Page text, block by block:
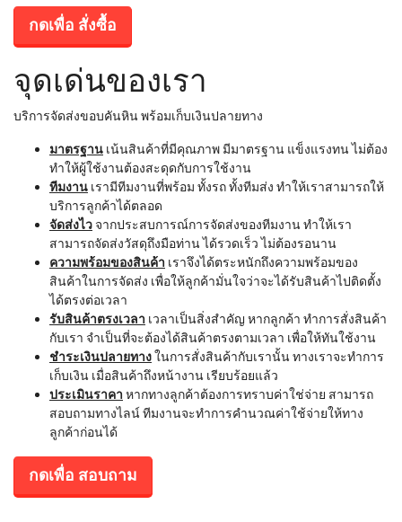
กดเพื่อ สั่งซื้อ
จุดเด่นของเรา
บริการจัดส่งขอบคันหิน พร้อมเก็บเงินปลายทาง
มาตรฐาน เน้นสินค้าที่มีคุณภาพ มีมาตรฐาน แข็งแรงทน ไม่ต้อง
ทำให้ผู้ใช้งานต้องสะดุดกับการใช้งาน
ทีมงาน เรามีทีมงานที่พร้อม ทั้งรถ ทั้งทีมส่ง ทำให้เราสามารถให้
บริการลูกค้าได้ตลอด
จัดส่งไว จากประสบการณ์การจัดส่งของทีมงาน ทำให้เรา
สามารถจัดส่งวัสดุถึงมือท่าน ได้รวดเร็ว ไม่ต้องรอนาน
ความพร้อมของสินค้า เราจึงได้ตระหนักถึงความพร้อมของ
สินค้าในการจัดส่ง เพื่อให้ลูกค้ามั่นใจว่าจะได้รับสินค้าไปติดตั้ง
ได้ตรงต่อเวลา
รับสินค้าตรงเวลา เวลาเป็นสิ่งสำคัญ หากลูกค้า ทำการสั่งสินค้า
กับเรา จำเป็นที่จะต้องได้สินค้าตรงตามเวลา เพื่อให้ทันใช้งาน
ชำระเงินปลายทางในการสั่งสินค้ากับเรานั้น ทางเราจะทำการ
เก็บเงิน เมื่อสินค้าถึงหน้างาน เรียบร้อยแล้ว
ประเมินราคา หากทางลูกค้าต้องการทราบค่าใช่จ่าย สามารถ
สอบถามทางไลน์ ทีมงานจะทำการคำนวณค่าใช้จ่ายให้ทาง
ลูกค้าก่อนได้
กดเพื่อ สอบถาม